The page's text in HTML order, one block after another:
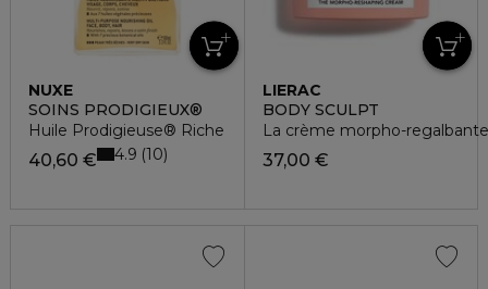
NUXE
SOINS PRODIGIEUX®
Huile Prodigieuse® Riche
40,60 € 4.9 10
LIERAC
BODY SCULPT
La crème morpho-regalbante
37,00 €